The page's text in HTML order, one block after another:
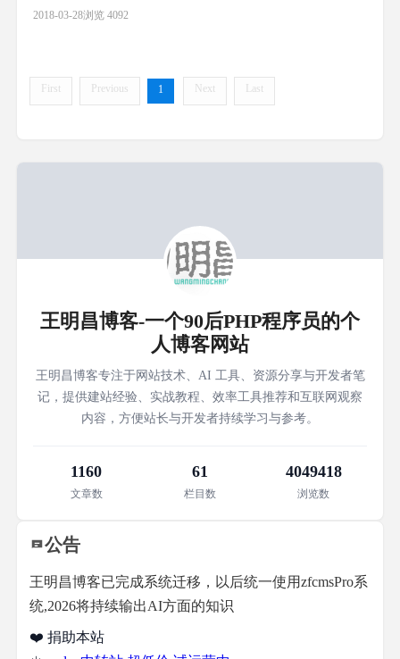
2018-03-28浏览 4092
First Previous 1 Next Last
王明昌博客-一个90后PHP程序员的个
人博客网站
王明昌博客专注于网站技术、AI 工具、资源分享与开发者笔
记，提供建站经验、实战教程、效率工具推荐和互联网观察
内容，方便站长与开发者持续学习与参考。
1160
文章数
61
栏目数
4049418
浏览数
公告
王明昌博客已完成系统迁移，以后统一使用zfcmsPro系
统,2026将持续输出AI方面的知识
❤️ 捐助本站